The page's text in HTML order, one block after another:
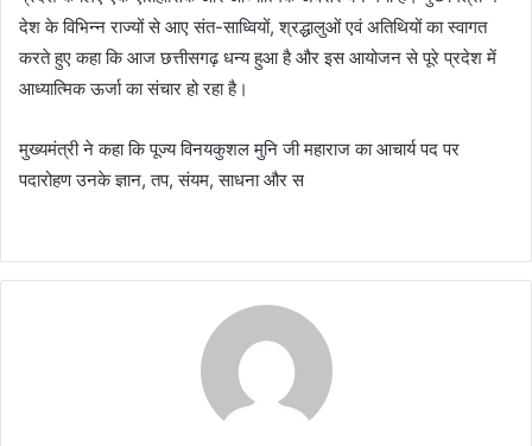
देश के विभिन्न राज्यों से आए संत-साध्वियों, श्रद्धालुओं एवं अतिथियों का स्वागत
करते हुए कहा कि आज छत्तीसगढ़ धन्य हुआ है और इस आयोजन से पूरे प्रदेश में
आध्यात्मिक ऊर्जा का संचार हो रहा है।
मुख्यमंत्री ने कहा कि पूज्य विनयकुशल मुनि जी महाराज का आचार्य पद पर
पदारोहण उनके ज्ञान, तप, संयम, साधना और स